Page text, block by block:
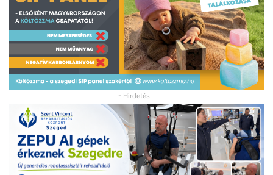
- Hirdetés -